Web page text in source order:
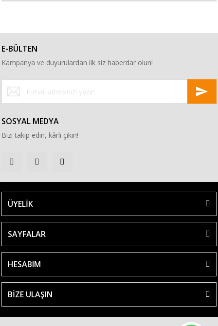
E-BÜLTEN
Kampanya ve duyurulardan ilk siz haberdar olun!
SOSYAL MEDYA
Bizi takip edin, kârlı çıkın!
ÜYELİK
SAYFALAR
HESABIM
BİZE ULAŞIN